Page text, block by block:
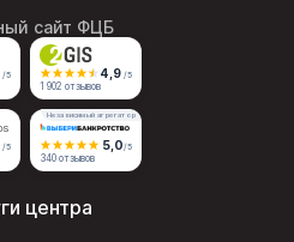
сайт ФЦБ
/5 4,9 /5
1 902 отзывов
/5
Независимый агрегатор
5,0/5
340 отзывов
центра